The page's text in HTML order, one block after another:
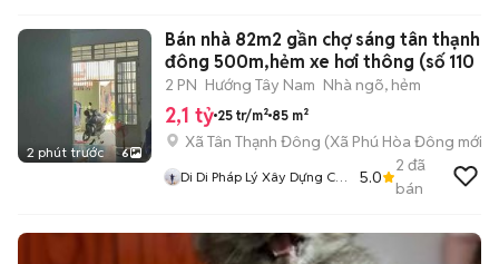
2 phút trước 6
Bán nhà 82m2 gần chợ sáng tân thạnh
đông 500m,hẻm xe hơi thông (số 110
2 PN Hướng Tây Nam Nhà ngõ, hẻm
2,1 tỷ 25 tr/m² 85 m²
Xã Tân Thạnh Đông (Xã Phú Hòa Đông mới)
Di Di Pháp Lý Xây Dựng Củ
5.0
2 đã
bán